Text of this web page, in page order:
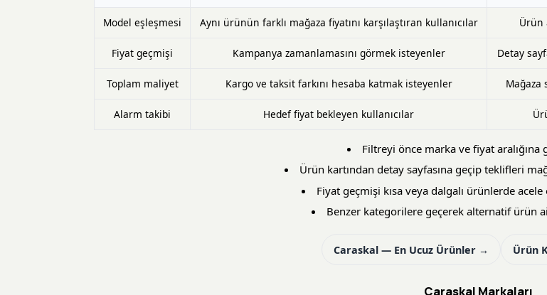
Model eşleşmesi Aynı ürünün farklı mağaza fiyatını karşılaştıran kullanıcılar Ürün
Fiyat geçmişi Kampanya zamanlamasını görmek isteyenler Detay
Toplam maliyet Kargo ve taksit farkını hesaba katmak isteyenler Mağaza
Alarm takibi Hedef fiyat bekleyen kullanıcılar
Filtreyi önce marka ve fiyat aralığına
Ürün kartından detay sayfasına geçip teklifleri
Fiyat geçmişi kısa veya dalgalı ürünlerde
Benzer kategorilere geçerek alternatif ürün
Caraskal — En Ucuz Ürünler → Ürün
Caraskal Markaları